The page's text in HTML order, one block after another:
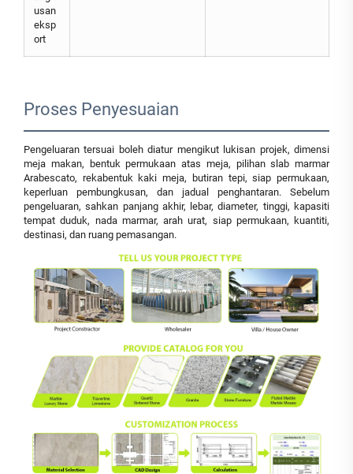
usan
eksp
ort
Proses Penyesuaian
Pengeluaran tersuai boleh diatur mengikut lukisan projek, dimensi
meja makan, bentuk permukaan atas meja, pilihan slab marmar
Arabescato, rekabentuk kaki meja, butiran tepi, siap permukaan,
keperluan pembungkusan, dan jadual penghantaran. Sebelum
pengeluaran, sahkan panjang akhir, lebar, diameter, tinggi, kapasiti
tempat duduk, nada marmar, arah urat, siap permukaan, kuantiti,
destinasi, dan ruang pemasangan.